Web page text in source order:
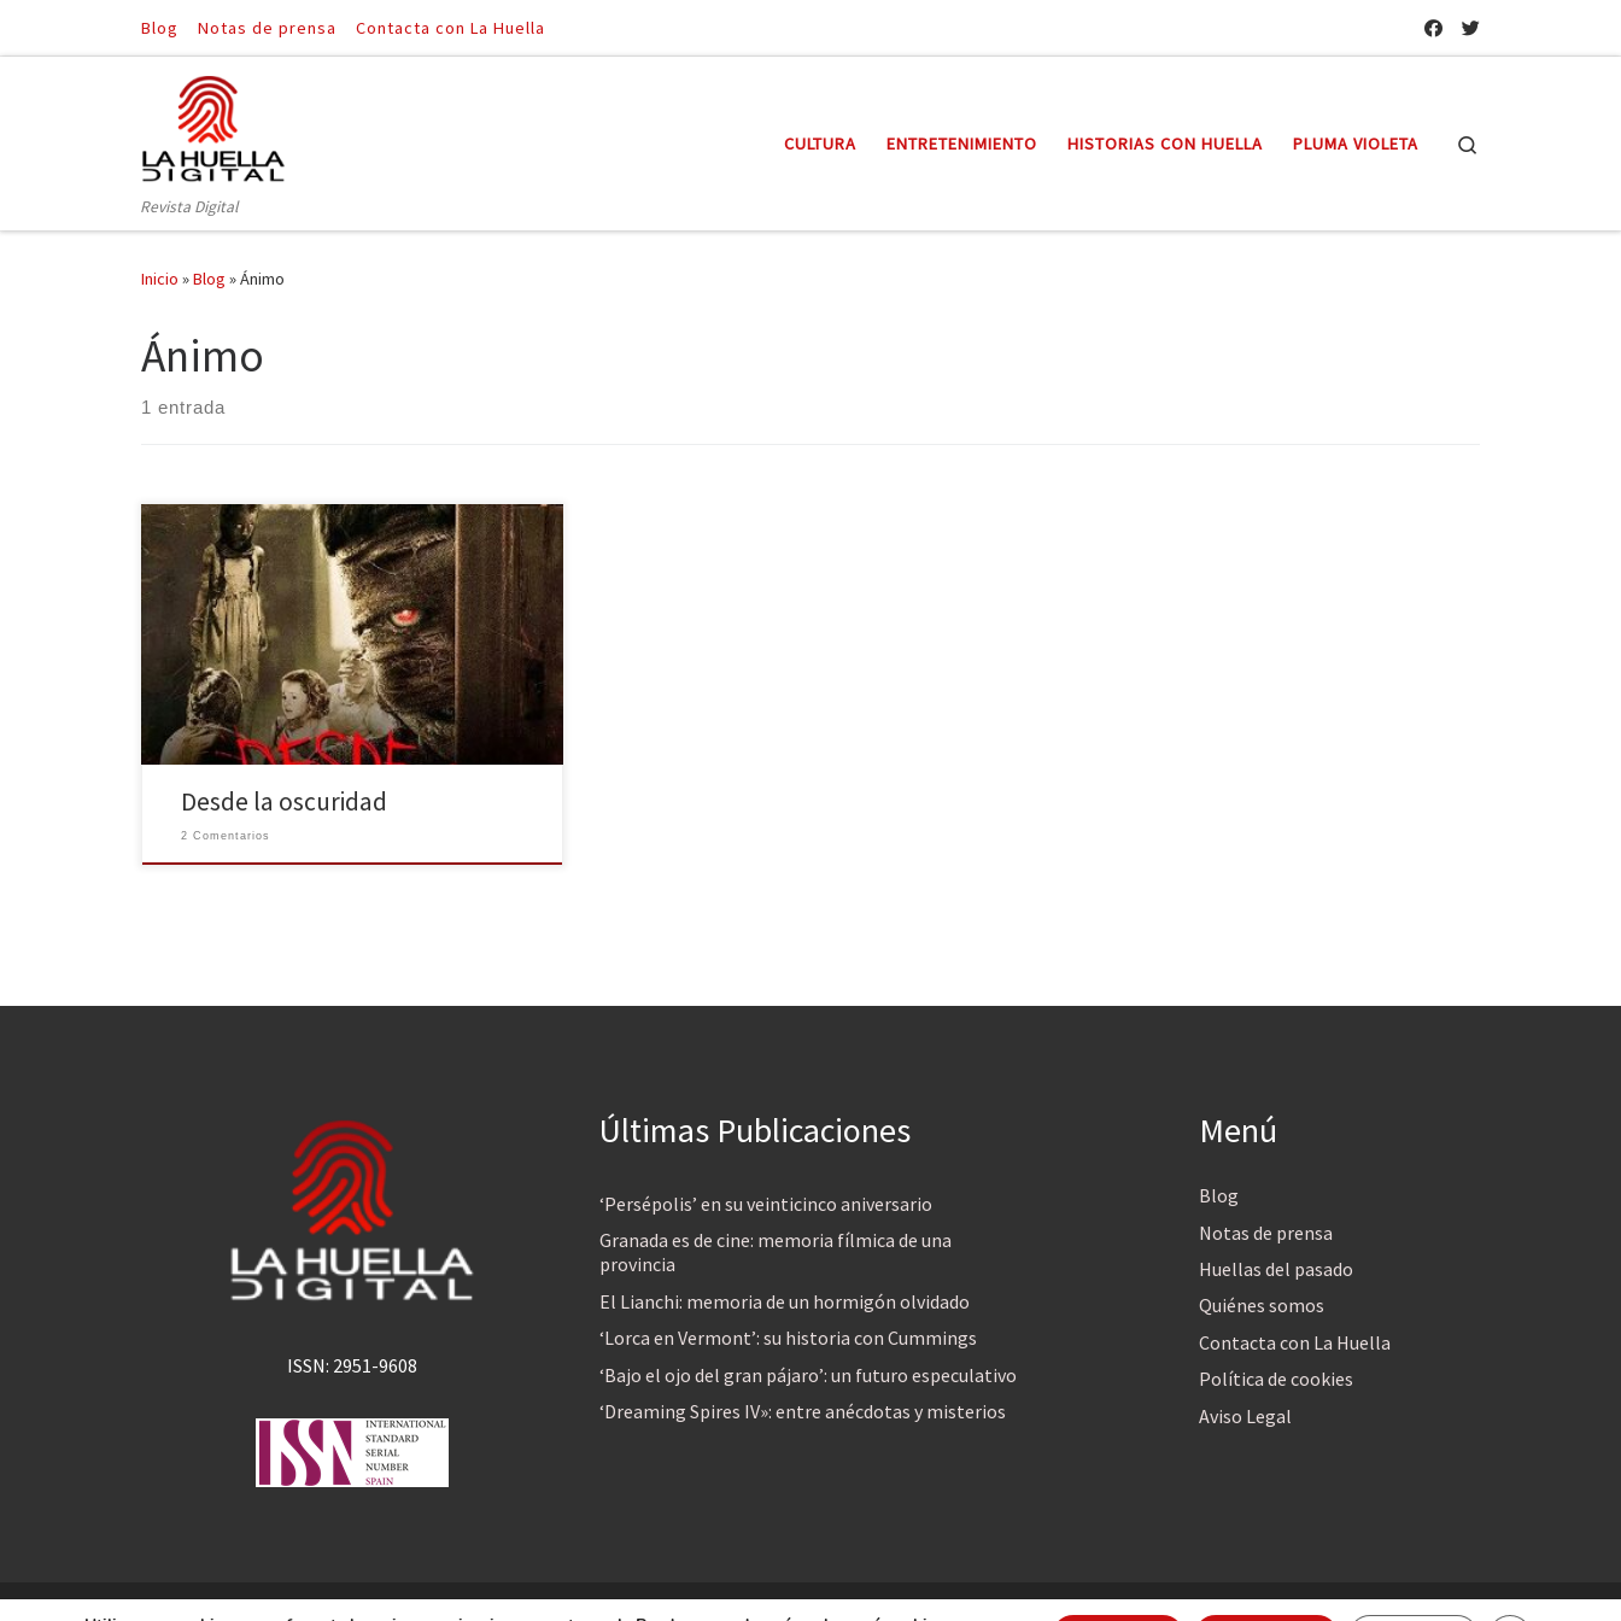
Saltar al contenido
Blog Notas de prensa Contacta con La Huella
Revista Digital
CULTURA ENTRETENIMIENTO HISTORIAS CON HUELLA PLUMA VIOLETA
Inicio »Blog »Ánimo
Ánimo
1 entrada
Muchas veces escuchamos en nuestra jornada diaria
cosas como: ¿Sabéis lo que le sucedió a Jorge? ¡Qué
fuerte! ¡Quién lo diría tan joven! ó ¿Te has enterado lo
que hizo María?, ¿pero en que estaría pensando? ¡Esta
tía estará loca, yo jamás lo haría! y nos quedamos sólo
en el […]
Desde la oscuridad
2 Comentarios
ISSN: 2951-9608
Últimas Publicaciones
‘Persépolis’ en su veinticinco aniversario
Granada es de cine: memoria fílmica de una
provincia
El Lianchi: memoria de un hormigón olvidado
‘Lorca en Vermont’: su historia con Cummings
‘Bajo el ojo del gran pájaro’: un futuro especulativo
‘Dreaming Spires IV»: entre anécdotas y misterios
Menú
Blog
Notas de prensa
Huellas del pasado
Quiénes somos
Contacta con La Huella
Política de cookies
Aviso Legal